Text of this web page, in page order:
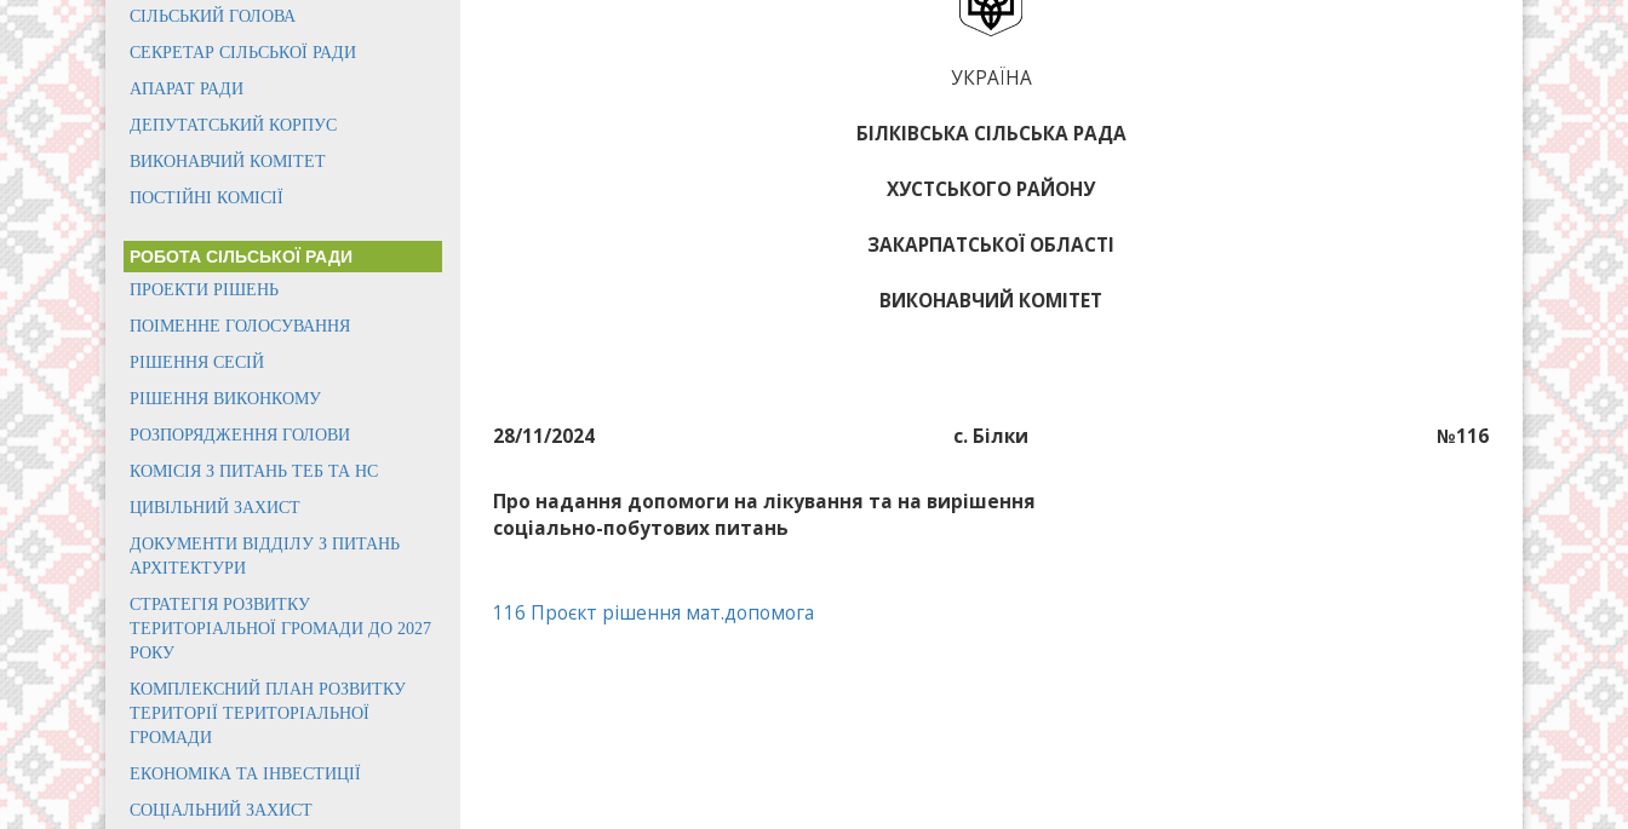
СІЛЬСЬКИЙ ГОЛОВА
СЕКРЕТАР СІЛЬСЬКОЇ РАДИ
АПАРАТ РАДИ
ДЕПУТАТСЬКИЙ КОРПУС
ВИКОНАВЧИЙ КОМІТЕТ
ПОСТІЙНІ КОМІСІЇ
РОБОТА СІЛЬСЬКОЇ РАДИ
ПРОЕКТИ РІШЕНЬ
ПОІМЕННЕ ГОЛОСУВАННЯ
РІШЕННЯ СЕСІЙ
РІШЕННЯ ВИКОНКОМУ
РОЗПОРЯДЖЕННЯ ГОЛОВИ
КОМІСІЯ З ПИТАНЬ ТЕБ ТА НС
ЦИВІЛЬНИЙ ЗАХИСТ
ДОКУМЕНТИ ВІДДІЛУ З ПИТАНЬ
АРХІТЕКТУРИ
СТРАТЕГІЯ РОЗВИТКУ
ТЕРИТОРІАЛЬНОЇ ГРОМАДИ ДО 2027
РОКУ
КОМПЛЕКСНИЙ ПЛАН РОЗВИТКУ
ТЕРИТОРІЇ ТЕРИТОРІАЛЬНОЇ
ГРОМАДИ
ЕКОНОМІКА ТА ІНВЕСТИЦІЇ
СОЦІАЛЬНИЙ ЗАХИСТ
УКРАЇНА
БІЛКІВСЬКА СІЛЬСЬКА РАДА
ХУСТСЬКОГО РАЙОНУ
ЗАКАРПАТСЬКОЇ ОБЛАСТІ
ВИКОНАВЧИЙ КОМІТЕТ
28/11/2024 с. Білки №116
Про надання допомоги на лікування та на вирішення
соціально-побутових питань
116 Проєкт рішення мат.допомога